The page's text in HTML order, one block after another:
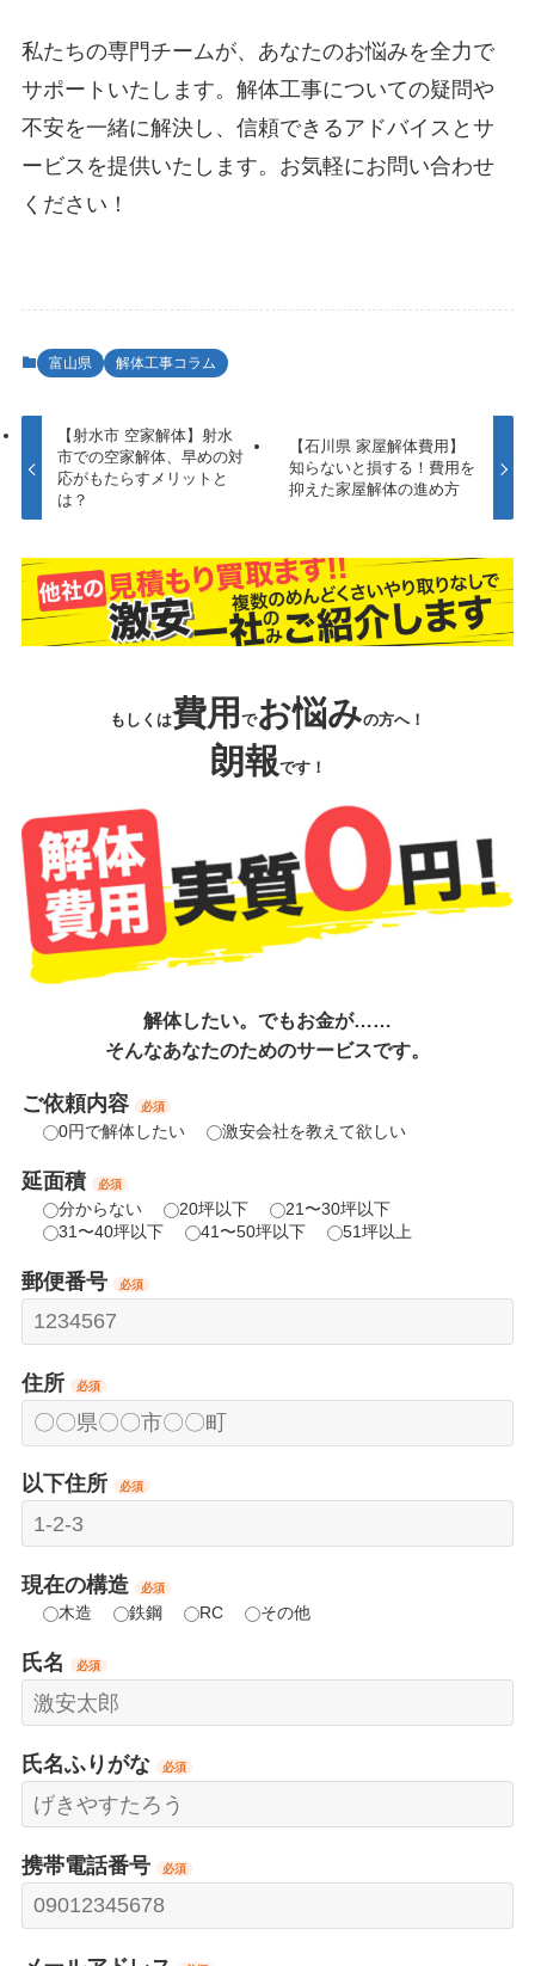
私たちの専門チームが、あなたのお悩みを全力で
サポートいたします。解体工事についての疑問や
不安を一緒に解決し、信頼できるアドバイスとサ
ービスを提供いたします。お気軽にお問い合わせ
ください！
富山県 解体工事コラム
【射水市 空家解体】射水
市での空家解体、早めの対
応がもたらすメリットと
は？
【石川県 家屋解体費用】
知らないと損する！費用を
抑えた家屋解体の進め方
もしくは費用 でお悩みの方へ！
朗報です！
解体したい。でもお金が……
そんなあなたのためのサービスです。
ご依頼内容 必須
0円で解体したい 激安会社を教えて欲しい
延面積 必須
分からない 20坪以下
21〜30坪以下
31〜40坪以下
41〜50坪以下 51坪以上
郵便番号 必須
住所 必須
以下住所 必須
現在の構造 必須
木造 鉄鋼 RC その他
氏名 必須
氏名ふりがな 必須
携帯電話番号 必須